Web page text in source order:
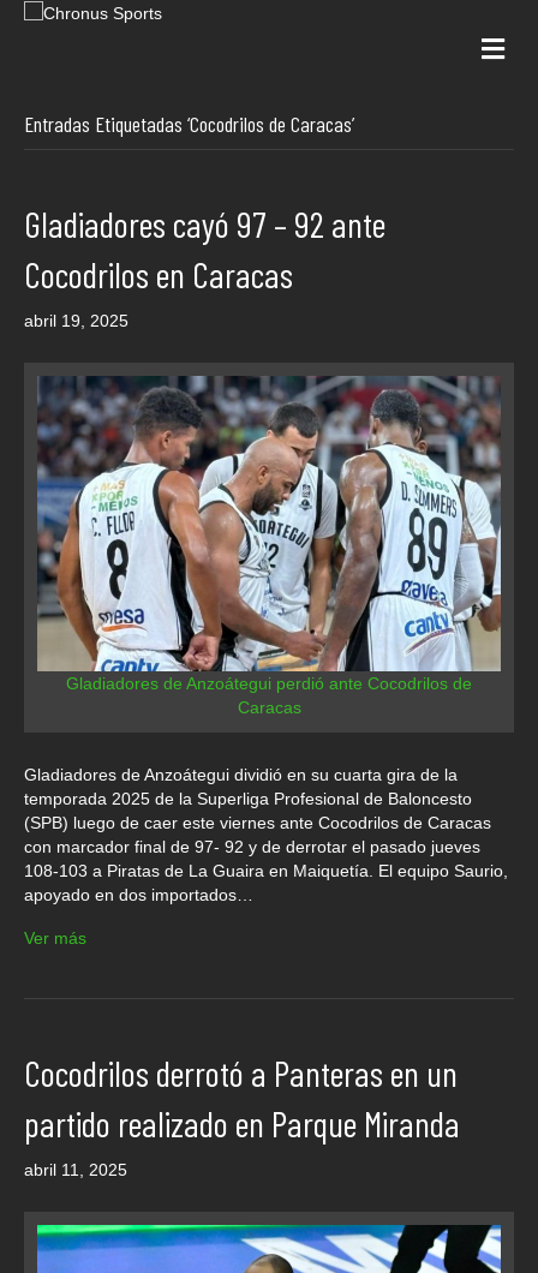
Entradas Etiquetadas ‘Cocodrilos de Caracas’
Gladiadores cayó 97 – 92 ante
Cocodrilos en Caracas
abril 19, 2025
Gladiadores de Anzoátegui perdió ante Cocodrilos de
Caracas
Gladiadores de Anzoátegui dividió en su cuarta gira de la
temporada 2025 de la Superliga Profesional de Baloncesto
(SPB) luego de caer este viernes ante Cocodrilos de Caracas
con marcador final de 97- 92 y de derrotar el pasado jueves
108-103 a Piratas de La Guaira en Maiquetía. El equipo Saurio,
apoyado en dos importados…
Ver más
Cocodrilos derrotó a Panteras en un
partido realizado en Parque Miranda
abril 11, 2025